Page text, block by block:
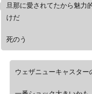
旦那に愛されてたから魅力
けだ
死のう
ウェザニューキャスター